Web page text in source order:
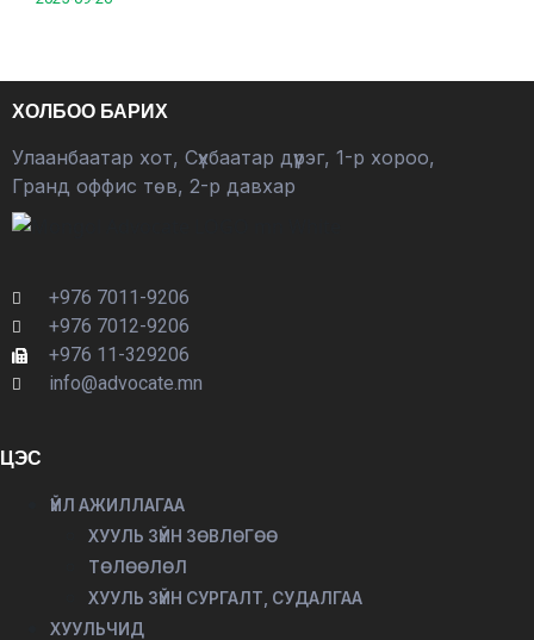
ХОЛБОО БАРИХ
Улаанбаатар хот, Сүхбаатар дүүрэг, 1-р хороо,
Гранд оффис төв, 2-р давхар
+976 7011-9206
+976 7012-9206
+976 11-329206
info@advocate.mn
ЦЭС
ҮЙЛ АЖИЛЛАГАА
ХУУЛЬ ЗҮЙН ЗӨВЛӨГӨӨ
ТӨЛӨӨЛӨЛ
ХУУЛЬ ЗҮЙН СУРГАЛТ, СУДАЛГАА
ХУУЛЬЧИД